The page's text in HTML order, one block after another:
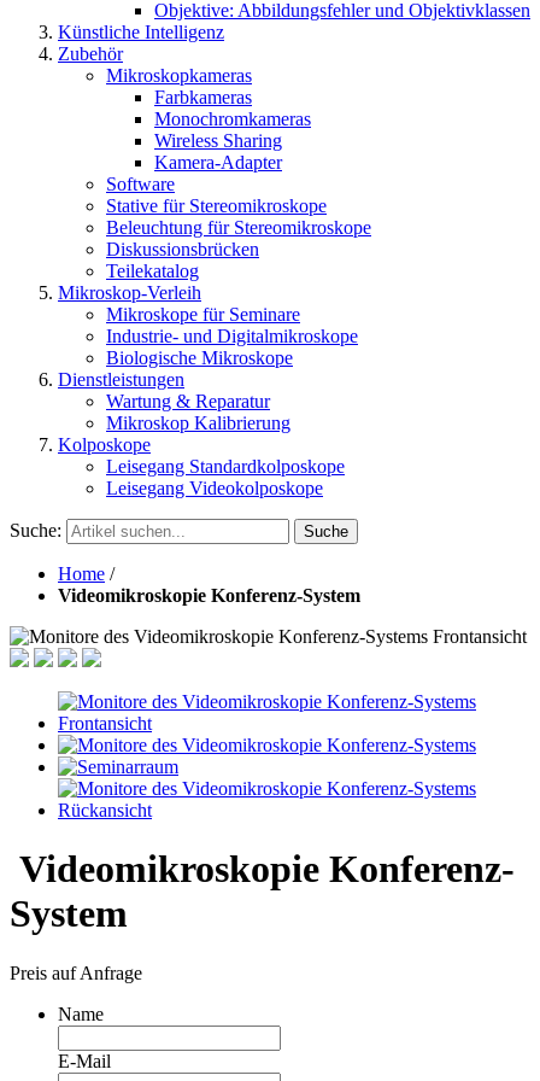
Objektive: Abbildungsfehler und Objektivklassen
Künstliche Intelligenz
Zubehör
Mikroskopkameras
Farbkameras
Monochromkameras
Wireless Sharing
Kamera-Adapter
Software
Stative für Stereomikroskope
Beleuchtung für Stereomikroskope
Diskussionsbrücken
Teilekatalog
Mikroskop-Verleih
Mikroskope für Seminare
Industrie- und Digitalmikroskope
Biologische Mikroskope
Dienstleistungen
Wartung & Reparatur
Mikroskop Kalibrierung
Kolposkope
Leisegang Standardkolposkope
Leisegang Videokolposkope
Suche: Suche
Home /
Videomikroskopie Konferenz-System
Videomikroskopie Konferenz-
System
Preis auf Anfrage
Name
E-Mail